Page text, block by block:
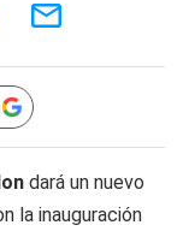
dará un nuevo
la inauguración